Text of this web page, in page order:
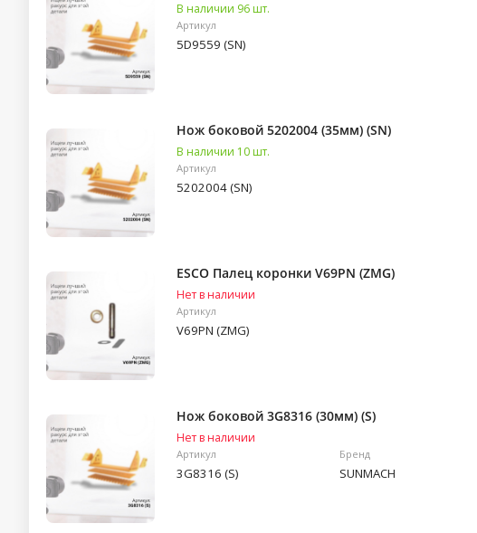
В наличии 96 шт.
Артикул
5D9559 (SN)
Нож боковой 5202004 (35мм) (SN)
В наличии 10 шт.
Артикул
5202004 (SN)
ESCO Палец коронки V69PN (ZMG)
Нет в наличии
Артикул
V69PN (ZMG)
Нож боковой 3G8316 (30мм) (S)
Нет в наличии
Артикул
3G8316 (S)
Бренд
SUNMACH